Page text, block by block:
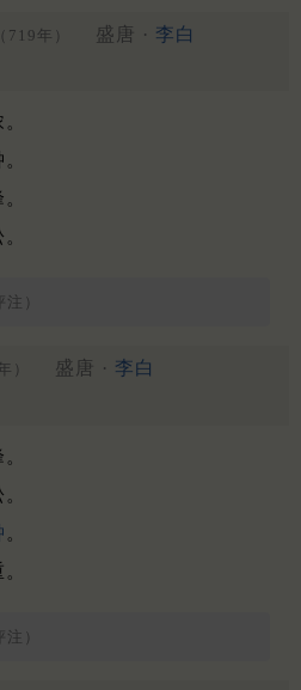
（719年） 盛唐 · 李白
）
） 盛唐 · 李白
。
）